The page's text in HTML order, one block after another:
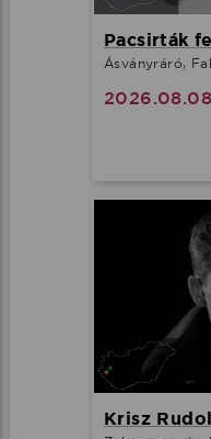
Pacsirták
Ásványráró,
2026.08.08
Krisz